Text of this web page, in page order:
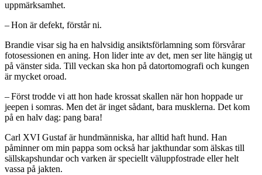
uppmärksamhet.
– Hon är defekt, förstår ni.
Brandie visar sig ha en halvsidig ansiktsförlamning som försvårar
fotosessionen en aning. Hon lider inte av det, men ser lite hängig ut
på vänster sida. Till veckan ska hon på datortomografi och kungen
är mycket oroad.
– Först trodde vi att hon hade krossat skallen när hon hoppade ur
jeepen i somras. Men det är inget sådant, bara musklerna. Det kom
på en halv dag: pang bara!
Carl XVI Gustaf är hundmänniska, har alltid haft hund. Han
påminner om min pappa som också har jakthundar som älskas till
sällskapshundar och varken är speciellt väluppfostrade eller helt
vassa på jakten.